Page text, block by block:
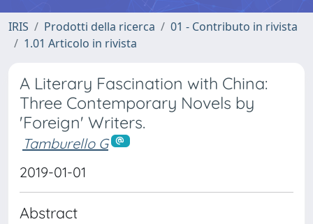
IRIS Prodotti della ricerca
01 - Contributo in rivista
1.01 Articolo in rivista
A Literary Fascination with China:
Three Contemporary Novels by
'Foreign' Writers.
Tamburello G
2019-01-01
Abstract